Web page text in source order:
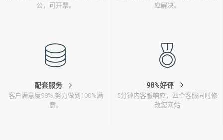
公，可开票。
应解决。
配套服务
客户满意度98%,努力做到100%满
意。
98%好评
5分钟内客服响应，四个客服同时修
改您网站